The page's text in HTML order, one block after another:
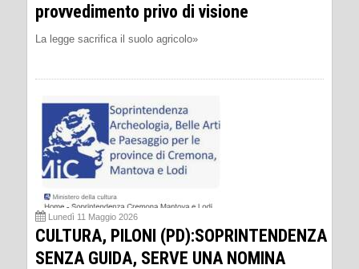
provvedimento privo di visione
La legge sacrifica il suolo agricolo»
Lunedì 11 Maggio 2026
CULTURA, PILONI (PD):SOPRINTENDENZA
SENZA GUIDA, SERVE UNA NOMINA